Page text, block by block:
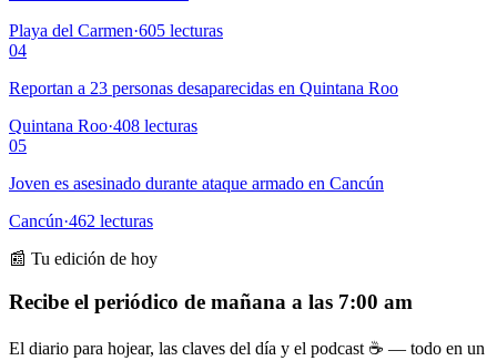
Playa del Carmen·605 lecturas
04
Reportan a 23 personas desaparecidas en Quintana Roo
Quintana Roo·408 lecturas
05
Joven es asesinado durante ataque armado en Cancún
Cancún·462 lecturas
📰 Tu edición de hoy
Recibe el periódico de mañana a las 7:00 am
El diario para hojear, las claves del día y el podcast ☕ — todo en un